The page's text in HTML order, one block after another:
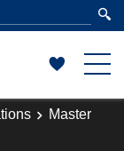
Master